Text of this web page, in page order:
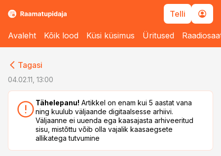
Telli
Avaleht Kõik lood Küsi küsimus Üritused
Tagasi
04.02.11, 13:00
Tähelepanu! Artikkel on enam kui 5 aastat vana
ning kuulub väljaande digitaalsesse arhiivi.
Väljaanne ei uuenda ega kaasajasta arhiveeritud
sisu, mistõttu võib olla vajalik kaasaegsete
allikatega tutvumine